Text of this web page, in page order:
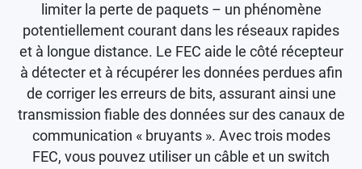
limiter la perte de paquets – un phénomène
potentiellement courant dans les réseaux rapides
et à longue distance. Le FEC aide le côté récepteur
à détecter et à récupérer les données perdues afin
de corriger les erreurs de bits, assurant ainsi une
transmission fiable des données sur des canaux de
communication « bruyants ». Avec trois modes
FEC, vous pouvez utiliser un câble et un switch